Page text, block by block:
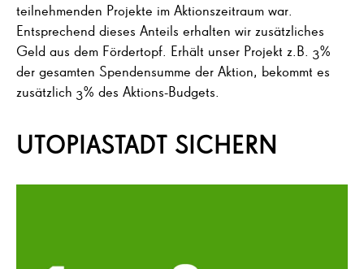
teilnehmenden Projekte im Aktionszeitraum war.
Entsprechend dieses Anteils erhalten wir zusätzliches
Geld aus dem Fördertopf. Erhält unser Projekt z.B. 3%
der gesamten Spendensumme der Aktion, bekommt es
zusätzlich 3% des Aktions-Budgets.
UTOPIASTADT SICHERN